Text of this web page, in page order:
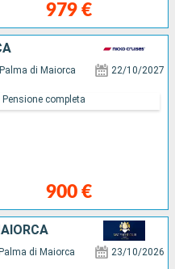
979 €
Palma di Maiorca 22/10/2027
900 €
Pensione completa
Palma di Maiorca 23/10/2026